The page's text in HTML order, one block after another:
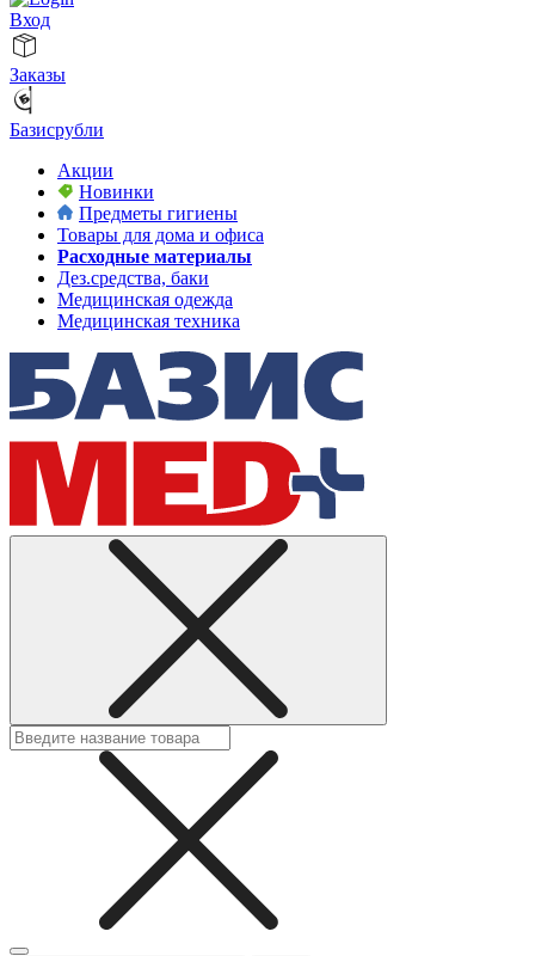
Вход
Заказы
Базисрубли
Акции
Новинки
Предметы гигиены
Товары для дома и офиса
Расходные материалы
Дез.средства, баки
Медицинская одежда
Медицинская техника